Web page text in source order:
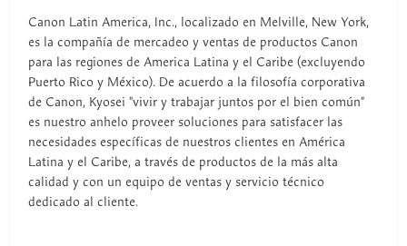
Canon Latin America, Inc., localizado en Melville, New York,
es la compañía de mercadeo y ventas de productos Canon
para las regiones de America Latina y el Caribe (excluyendo
Puerto Rico y México). De acuerdo a la filosofía corporativa
de Canon, Kyosei "vivir y trabajar juntos por el bien común"
es nuestro anhelo proveer soluciones para satisfacer las
necesidades específicas de nuestros clientes en América
Latina y el Caribe, a través de productos de la más alta
calidad y con un equipo de ventas y servicio técnico
dedicado al cliente.